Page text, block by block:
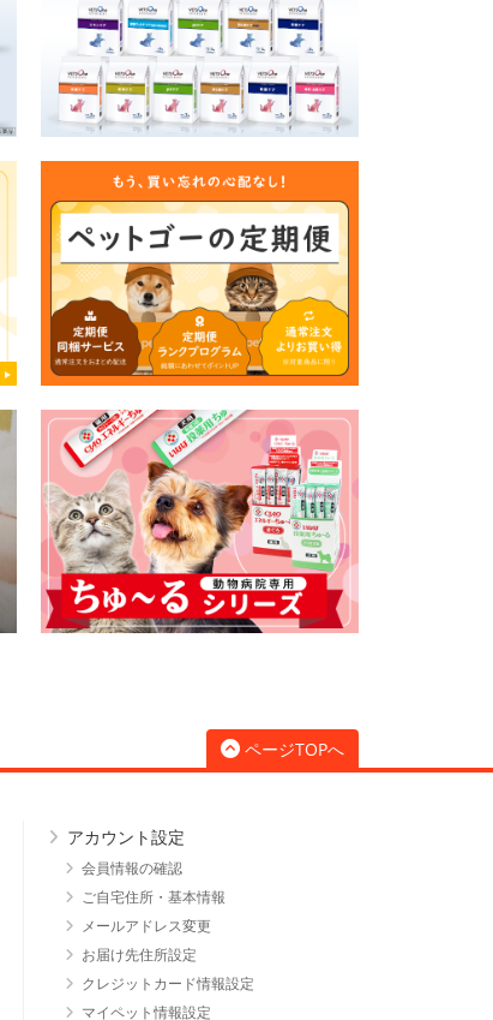
ページTOPへ
アカウント設定
会員情報の確認
ご自宅住所・基本情報
メールアドレス変更
お届け先住所設定
クレジットカード情報設定
マイペット情報設定